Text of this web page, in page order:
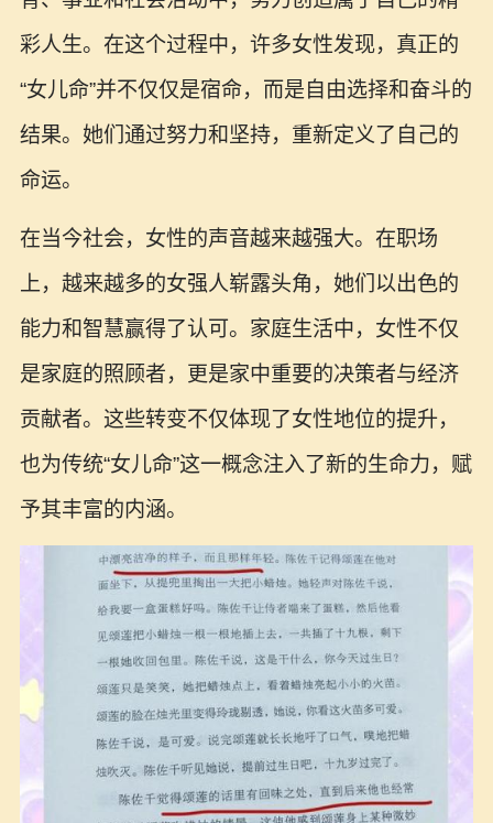
彩人生。在这个过程中，许多女性发现，真正的
“女儿命”并不仅仅是宿命，而是自由选择和奋斗的
结果。她们通过努力和坚持，重新定义了自己的
命运。
在当今社会，女性的声音越来越强大。在职场
上，越来越多的女强人崭露头角，她们以出色的
能力和智慧赢得了认可。家庭生活中，女性不仅
是家庭的照顾者，更是家中重要的决策者与经济
贡献者。这些转变不仅体现了女性地位的提升，
也为传统“女儿命”这一概念注入了新的生命力，赋
予其丰富的内涵。